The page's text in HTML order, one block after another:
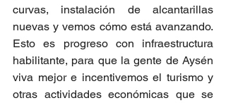
curvas, instalación de alcantarillas
nuevas y vemos cómo está avanzando.
Esto es progreso con infraestructura
habilitante, para que la gente de Aysén
viva mejor e incentivemos el turismo y
otras actividades económicas que se